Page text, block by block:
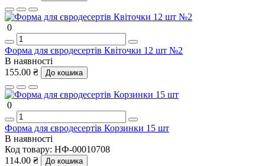
0
Форма для євродесертів Квіточки 12 шт №2
В наявності
155.00 ₴
До кошика
0
Форма для євродесертів Корзинки 15 шт
В наявності
Код товару: НФ-00010708
114.00 ₴
До кошика